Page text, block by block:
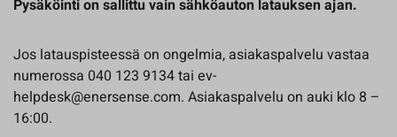
Pysäköinti on sallittu vain sähköauton latauksen ajan.
Jos latauspisteessä on ongelmia, asiakaspalvelu vastaa
numerossa 040 123 9134 tai ev-
helpdesk@enersense.com. Asiakaspalvelu on auki klo 8 –
16:00.